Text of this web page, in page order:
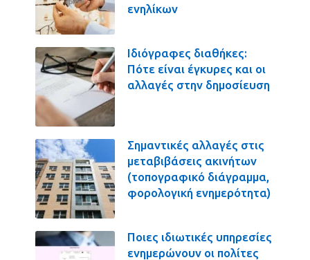
ενηλίκων
Ιδιόγραφες διαθήκες:
Πότε είναι έγκυρες και οι
αλλαγές στην δημοσίευση
Σημαντικές αλλαγές στις
μεταβιβάσεις ακινήτων
(τοπογραφικό διάγραμμα,
φορολογική ενημερότητα)
Ποιες ιδιωτικές υπηρεσίες
ενημερώνουν οι πολίτες